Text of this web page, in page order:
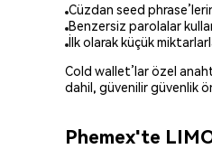
Cüzdan seed
Benzersiz parolalar
İlk olarak küçük
Cold wallet’lar özel
dahil, güvenilir güvenlik
Phemex'te